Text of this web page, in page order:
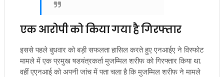
एक आरोपी को किया गया है गिरफ्तार
इससे पहले बुधवार को बड़ी सफलता हासिल करते हुए एनआईए ने विस्फोट
मामले में एक प्रमुख षडयंत्रकर्ता मुजम्मिल शरीफ को गिरफ्तार किया था.
वहीं एएनआई को अपनी जांच में पता चला है कि मुजम्मिल शरीफ ने मामले